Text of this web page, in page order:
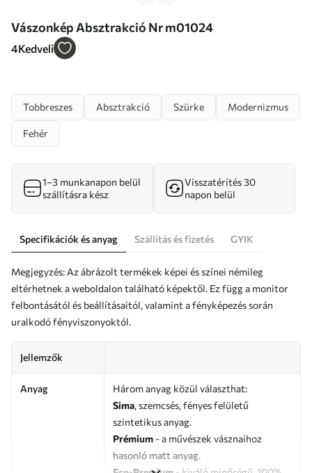
Vászonkép Absztrakció Nr m01024
4Kedveli
Tobbreszes Absztrakció Szürke Modernizmus
Fehér
1–3 munkanapon belül
szállításra kész
Visszatérítés 30
napon belül
Specifikációk és anyag Szállítás és fizetés GYIK
Megjegyzés: Az ábrázolt termékek képei és színei némileg
eltérhetnek a weboldalon található képektől. Ez függ a monitor
felbontásától és beállításaitól, valamint a fényképezés során
uralkodó fényviszonyoktól.
Jellemzők
Anyag
Három anyag közül választhat:
Sima, szemcsés, fényes felületű
szintetikus anyag.
Prémium - a művészek vásznaihoz
hasonló matt anyag.